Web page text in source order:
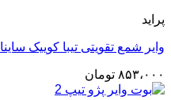
پراید
وایر شمع تقویتی تیبا کوییک ساینا
۸۵۳،۰۰۰ تومان